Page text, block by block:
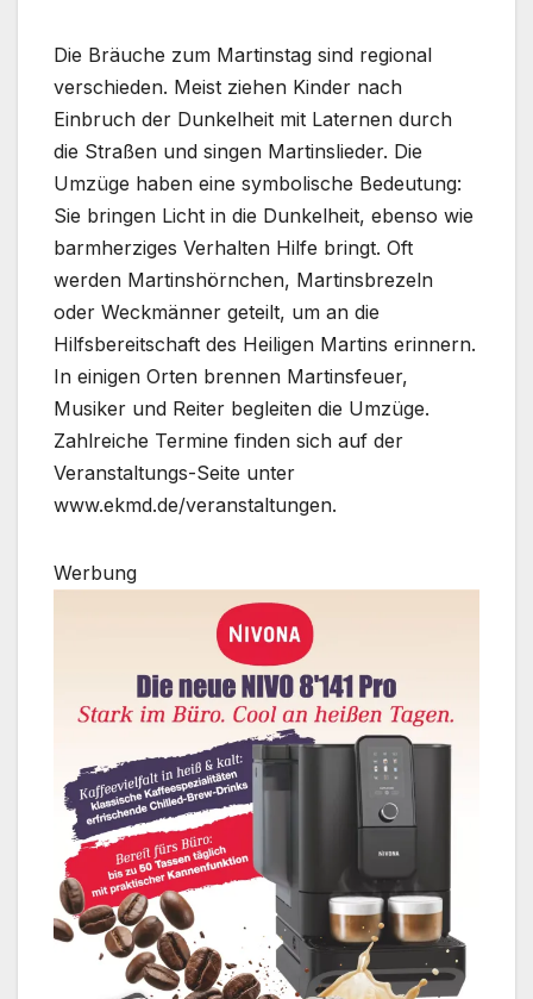
Die Bräuche zum Martinstag sind regional
verschieden. Meist ziehen Kinder nach
Einbruch der Dunkelheit mit Laternen durch
die Straßen und singen Martinslieder. Die
Umzüge haben eine symbolische Bedeutung:
Sie bringen Licht in die Dunkelheit, ebenso wie
barmherziges Verhalten Hilfe bringt. Oft
werden Martinshörnchen, Martinsbrezeln
oder Weckmänner geteilt, um an die
Hilfsbereitschaft des Heiligen Martins erinnern.
In einigen Orten brennen Martinsfeuer,
Musiker und Reiter begleiten die Umzüge.
Zahlreiche Termine finden sich auf der
Veranstaltungs-Seite unter
www.ekmd.de/veranstaltungen.
Werbung